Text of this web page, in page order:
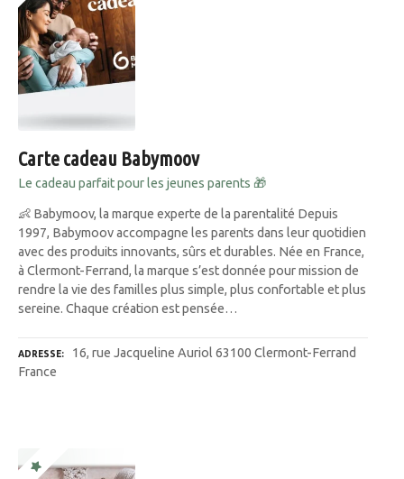
Carte cadeau Babymoov
Le cadeau parfait pour les jeunes parents 🎁
👶 Babymoov, la marque experte de la parentalité Depuis
1997, Babymoov accompagne les parents dans leur quotidien
avec des produits innovants, sûrs et durables. Née en France,
à Clermont-Ferrand, la marque s’est donnée pour mission de
rendre la vie des familles plus simple, plus confortable et plus
sereine. Chaque création est pensée…
ADRESSE
16, rue Jacqueline Auriol 63100 Clermont-Ferrand
France